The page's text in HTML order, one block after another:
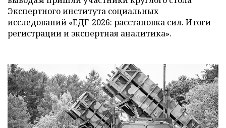
Экспертного института социальных
исследований «ЕДГ-2026: расстановка сил. Итоги
регистрации и экспертная аналитика».